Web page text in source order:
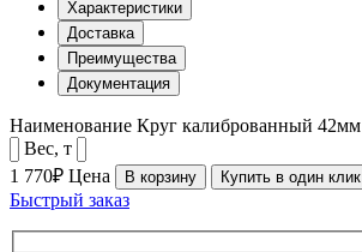
Характеристики
Доставка
Преимущества
Документация
Наименование Круг калиброванный 42мм
Вес, т
1 770₽ Цена В корзину Купить в один клик
Быстрый заказ